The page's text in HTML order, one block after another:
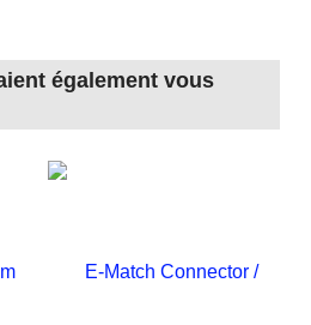
également vous